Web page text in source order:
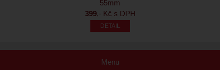
399,- Kč s DPH
Menu